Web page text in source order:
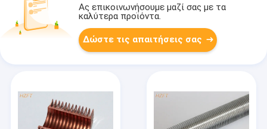
Ας επικοινωνήσουμε μαζί σας με τα
καλύτερα προϊόντα.
Δώστε τις απαιτήσεις σας